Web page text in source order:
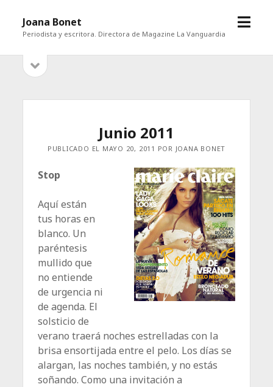
Joana Bonet
Periodista y escritora. Directora de Magazine La Vanguardia
abrir
Barrabarra
Junio 2011
PUBLICADO EL MAYO 20, 2011 POR JOANA BONET
Stop
Aquí están
tus horas en
blanco. Un
paréntesis
mullido que
no entiende
de urgencia ni
de agenda. El
solsticio de
verano traerá noches estrelladas con la
brisa ensortijada entre el pelo. Los días se
alargan, las noches también, y no estás
soñando. Como una invitación a